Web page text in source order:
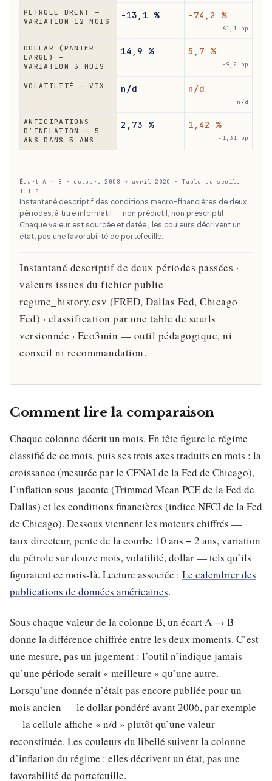
PÉTROLE BRENT —
VARIATION 12 MOIS
-13,1 % -74,2 %
-61,1 pp
DOLLAR (PANIER
LARGE) —
VARIATION 3 MOIS
14,9 % 5,7 %
-9,2 pp
VOLATILITÉ — VIX n/d n/d
n/d
ANTICIPATIONS
D’INFLATION — 5
ANS DANS 5 ANS
2,73 % 1,42 %
-1,31 pp
Écart A → B · octobre 2008 → avril 2020 · Table de seuils
1.1.0
Instantané descriptif des conditions macro-financières de deux
périodes, à titre informatif — non prédictif, non prescriptif.
Chaque valeur est sourcée et datée ; les couleurs décrivent un
état, pas une favorabilité de portefeuille.
Instantané descriptif de deux périodes passées ·
valeurs issues du fichier public
regime_history.csv (FRED, Dallas Fed, Chicago
Fed) · classification par une table de seuils
versionnée · Eco3min — outil pédagogique, ni
conseil ni recommandation.
Comment lire la comparaison
Chaque colonne décrit un mois. En tête figure le régime
classifié de ce mois, puis ses trois axes traduits en mots : la
croissance (mesurée par le CFNAI de la Fed de Chicago),
l’inflation sous-jacente (Trimmed Mean PCE de la Fed de
Dallas) et les conditions financières (indice NFCI de la Fed
de Chicago). Dessous viennent les moteurs chiffrés —
taux directeur, pente de la courbe 10 ans − 2 ans, variation
du pétrole sur douze mois, volatilité, dollar — tels qu’ils
figuraient ce mois-là. Lecture associée : Le calendrier des
publications de données américaines.
Sous chaque valeur de la colonne B, un écart A → B
donne la différence chiffrée entre les deux moments. C’est
une mesure, pas un jugement : l’outil n’indique jamais
qu’une période serait « meilleure » qu’une autre.
Lorsqu’une donnée n’était pas encore publiée pour un
mois ancien — le dollar pondéré avant 2006, par exemple
— la cellule affiche « n/d » plutôt qu’une valeur
reconstituée. Les couleurs du libellé suivent la colonne
d’inflation du régime : elles décrivent un état, pas une
favorabilité de portefeuille.